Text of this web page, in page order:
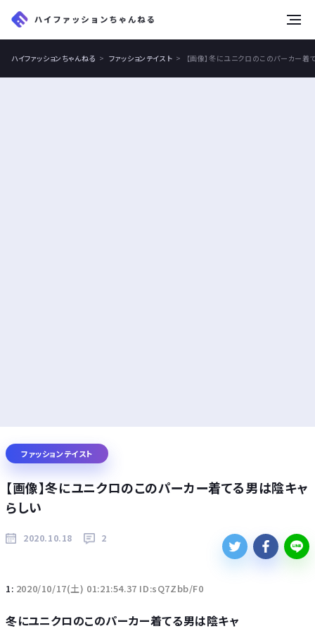
ハイファッションちゃんねる ファッションテイスト 【画像】冬にユニクロのこのパーカー着
ファッションテイスト
【画像】冬にユニクロのこのパーカー着てる男は陰キャ
らしい
2020.10.18 2
1: 2020/10/17(土) 01:21:54.37 ID:sQ7Zbb/F0
冬にユニクロのこのパーカー着てる男は陰キャ